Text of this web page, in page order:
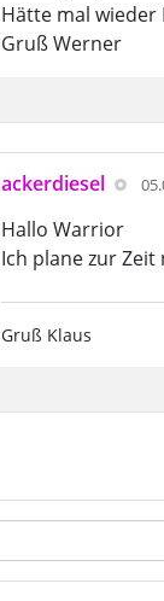
Hätte mal wieder
Gruß Werner
ackerdiesel
Hallo Warrior
Ich plane zur
Gruß Klaus